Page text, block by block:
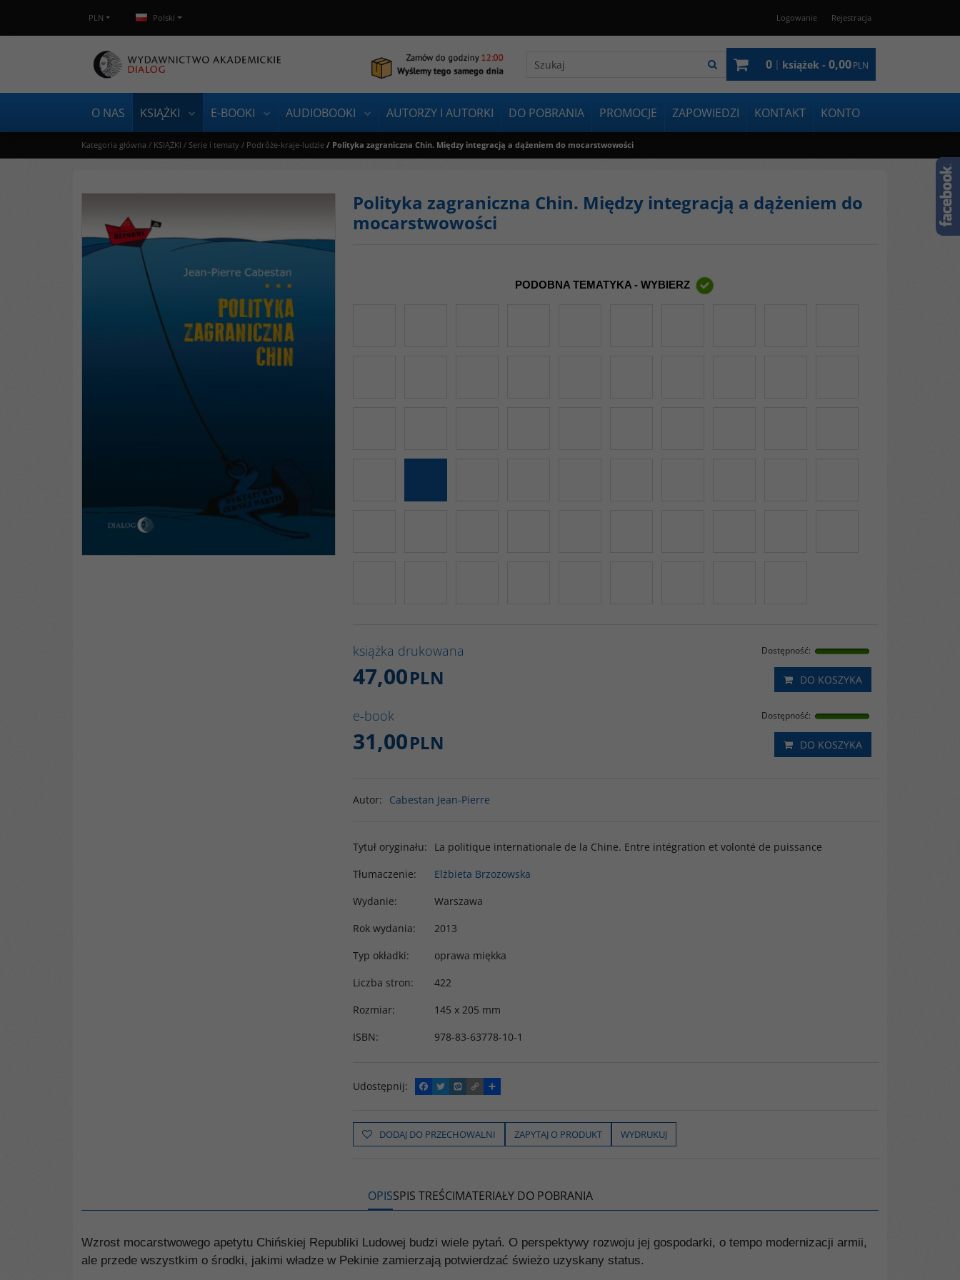
PLN Polski Logowanie Rejestracja
0 | książek - 0,00PLN
O NAS KSIĄŻKI E-BOOKI AUDIOBOOKI AUTORZY I AUTORKI DO POBRANIA PROMOCJE ZAPOWIEDZI KONTAKT KONTO
Kategoria główna / KSIĄŻKI / Serie i tematy / Podróże-kraje-ludzie / Polityka zagraniczna Chin. Między integracją a dążeniem do mocarstwowości
Polityka zagraniczna Chin. Między integracją a dążeniem do
mocarstwowości
PODOBNA TEMATYKA - WYBIERZ
książka drukowana Dostępność:
47,00PLN DO KOSZYKA
e-book Dostępność:
31,00PLN DO KOSZYKA
Autor: Cabestan Jean-Pierre
Tytuł oryginału:
La politique internationale de la Chine. Entre intégration et volonté de puissance
Tłumaczenie:
Elżbieta Brzozowska
Wydanie:
Warszawa
Rok wydania:
2013
Typ okładki:
oprawa miękka
Liczba stron:
422
Rozmiar:
145 x 205 mm
ISBN: 978-83-63778-10-1
Udostępnij:
F
a
e
b
o
T
w
t
t
e
W
y
o
p
C
o
y
L
i
P
o
z
i
e
ę
DODAJ DO PRZECHOWALNI ZAPYTAJ O PRODUKT WYDRUKUJ
OPISSPIS TREŚCIMATERIAŁY DO POBRANIA
Wzrost mocarstwowego apetytu Chińskiej Republiki Ludowej budzi wiele pytań. O perspektywy rozwoju jej gospodarki, o tempo modernizacji armii,
ale przede wszystkim o środki, jakimi władze w Pekinie zamierzają potwierdzać świeżo uzyskany status.